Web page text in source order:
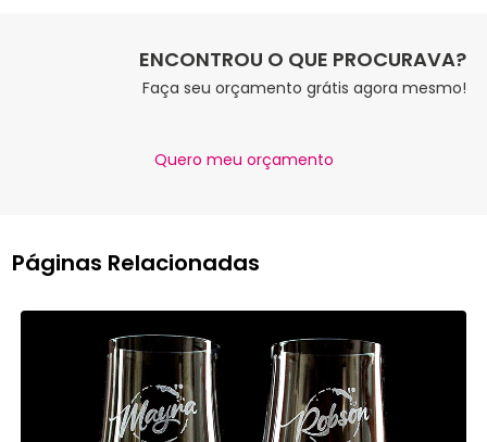
ENCONTROU O QUE PROCURAVA?
Faça seu orçamento grátis agora mesmo!
Quero meu orçamento
Páginas Relacionadas